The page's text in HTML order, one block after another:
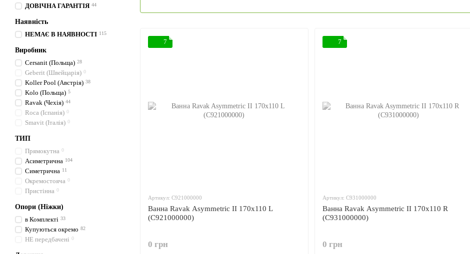
7
Артикул: C921000000
Ванна Ravak Asymmetric II 170x110 L
(C921000000)
0 грн
7
Артикул: C931000000
Ванна Ravak Asymmetric II 170x110 R
(C931000000)
0 грн
ДОВІЧНА ГАРАНТІЯ 44
Наявність
НЕМАЄ В НАЯВНОСТІ 115
Виробник
Cersanit (Польща) 28
Geberit (Швейцарія) 0
Koller Pool (Австрія) 38
Kolo (Польща) 5
Ravak (Чехія) 44
Roca (Іспанія) 0
Smavit (Італія) 0
ТИП
Прямокутна 0
Асиметрична 104
Симетрична 11
Окремостояча 0
Пристінна 0
Опори (Ніжки)
в Комплекті 33
Купуються окремо 82
НЕ передбачені 0